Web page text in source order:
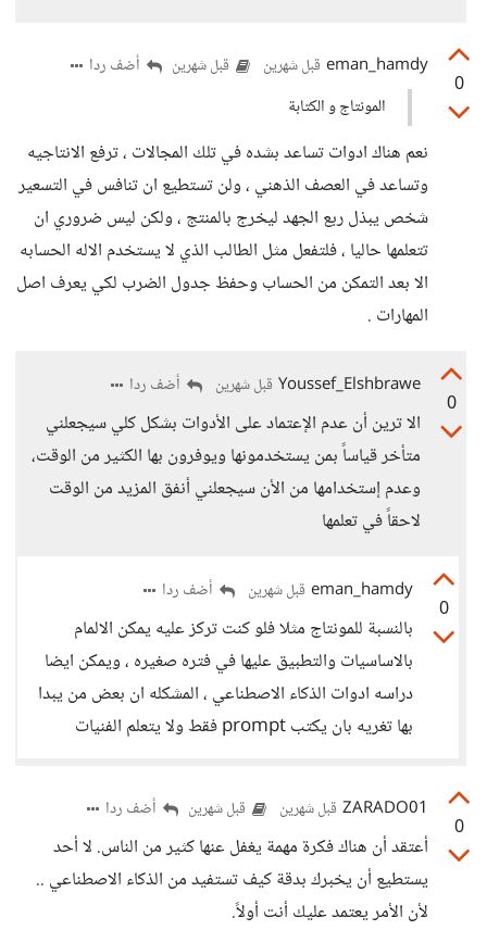
0
eman_hamdy قبل شهرين قبل شهرين
أضف ردا
المونتاج و الكتابة
نعم هناك ادوات تساعد بشده في تلك المجالات ، ترفع الانتاجيه
وتساعد في العصف الذهني ، ولن تستطيع ان تنافس في التسعير
شخص يبذل ربع الجهد ليخرج بالمنتج ، ولكن ليس ضروري ان
تتعلمها حاليا ، فلتفعل مثل الطالب الذي لا يستخدم الاله الحسابه
الا بعد التمكن من الحساب وحفظ جدول الضرب لكي يعرف اصل
المهارات .
0
Youssef_Elshbrawe قبل شهرين أضف ردا
الا ترين أن عدم الإعتماد على الأدوات بشكل كلي سيجعلني
متأخر قياساً بمن يستخدمونها ويوفرون بها الكثير من الوقت،
وعدم إستخدامها من الأن سيجعلني أنفق المزيد من الوقت
لاحقاً في تعلمها
0
eman_hamdy قبل شهرين أضف ردا
بالنسبة للمونتاج مثلا فلو كنت تركز عليه يمكن الالمام
بالاساسيات والتطبيق عليها في فتره صغيره ، ويمكن ايضا
دراسه ادوات الذكاء الاصطناعي ، المشكله ان بعض من يبدا
بها تغريه بان يكتب prompt فقط ولا يتعلم الفنيات
0
ZARADO01 قبل شهرين قبل شهرين أضف ردا
أعتقد أن هناك فكرة مهمة يغفل عنها كثير من الناس. لا أحد
يستطيع أن يخبرك بدقة كيف تستفيد من الذكاء الاصطناعي ..
لأن الأمر يعتمد عليك أنت أولاً.